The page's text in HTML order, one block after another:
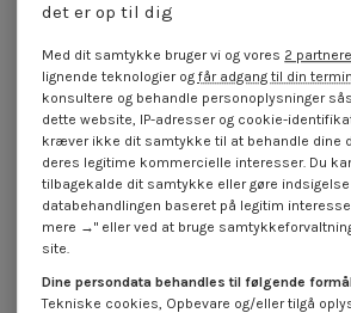
Kunder, der købte denne vare, købte også
det er op til dig
Med dit samtykke bruger vi og vores 2 partnere
lignende teknologier ogfår adgang til din
konsultere og behandle personoplysninger
dette website, IP-adresser og cookie-
kræver ikke dit samtykke til at behandle dine
deres legitime kommercielle interesser. Du
tilbagekalde dit samtykke eller gøre
databehandlingen baseret på legitim
mere →" eller ved at bruge
site.
Dine persondata behandles til følgende
Tekniske cookies, Opbevare og/eller tilgå